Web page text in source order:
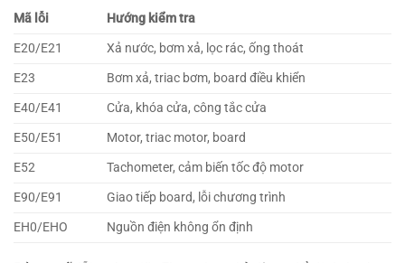
Mã lỗi
Hướng kiểm tra
E20/E21
Xả nước, bơm xả, lọc rác, ống thoát
E23
Bơm xả, triac bơm, board điều khiển
E40/E41
Cửa, khóa cửa, công tắc cửa
E50/E51
Motor, triac motor, board
E52
Tachometer, cảm biến tốc độ motor
E90/E91
Giao tiếp board, lỗi chương trình
EH0/EHO
Nguồn điện không ổn định